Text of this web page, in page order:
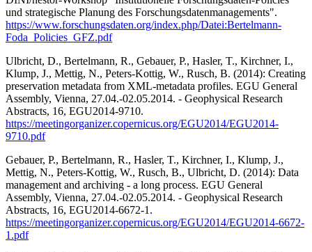
und strategische Planung des Forschungsdatenmanagements".
https://www.forschungsdaten.org/index.php/Datei:Bertelmann-
Foda_Policies_GFZ.pdf
Ulbricht, D., Bertelmann, R., Gebauer, P., Hasler, T., Kirchner, I.,
Klump, J., Mettig, N., Peters-Kottig, W., Rusch, B. (2014): Creating
preservation metadata from XML-metadata profiles. EGU General
Assembly, Vienna, 27.04.-02.05.2014. - Geophysical Research
Abstracts, 16, EGU2014-9710.
https://meetingorganizer.copernicus.org/EGU2014/EGU2014-
9710.pdf
Gebauer, P., Bertelmann, R., Hasler, T., Kirchner, I., Klump, J.,
Mettig, N., Peters-Kottig, W., Rusch, B., Ulbricht, D. (2014): Data
management and archiving - a long process. EGU General
Assembly, Vienna, 27.04.-02.05.2014. - Geophysical Research
Abstracts, 16, EGU2014-6672-1.
https://meetingorganizer.copernicus.org/EGU2014/EGU2014-6672-
1.pdf